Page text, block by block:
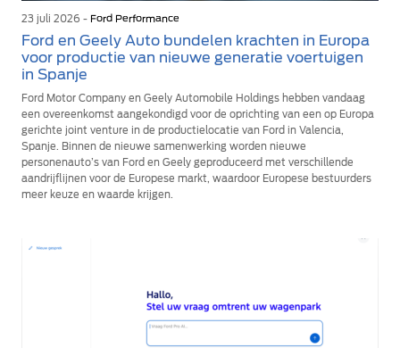
23 juli 2026 - Ford Performance
Ford en Geely Auto bundelen krachten in Europa
voor productie van nieuwe generatie voertuigen
in Spanje
Ford Motor Company en Geely Automobile Holdings hebben vandaag
een overeenkomst aangekondigd voor de oprichting van een op Europa
gerichte joint venture in de productielocatie van Ford in Valencia,
Spanje. Binnen de nieuwe samenwerking worden nieuwe
personenauto’s van Ford en Geely geproduceerd met verschillende
aandrijflijnen voor de Europese markt, waardoor Europese bestuurders
meer keuze en waarde krijgen.